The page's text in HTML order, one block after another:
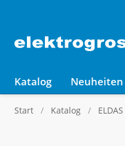
Katalog
Start Katalog ELDAS